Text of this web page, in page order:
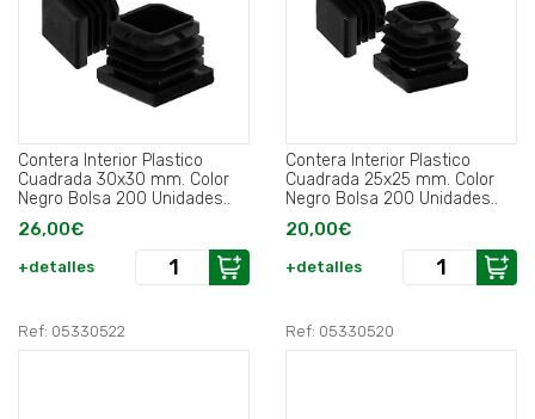
Contera Interior Plastico
Cuadrada 30x30 mm. Color
Negro Bolsa 200 Unidades..
26,00€
+detalles
Contera Interior Plastico
Cuadrada 25x25 mm. Color
Negro Bolsa 200 Unidades..
20,00€
+detalles
Ref: 05330522 Ref: 05330520